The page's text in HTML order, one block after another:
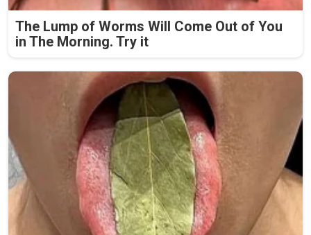
The Lump of Worms Will Come Out of You
in The Morning. Try it